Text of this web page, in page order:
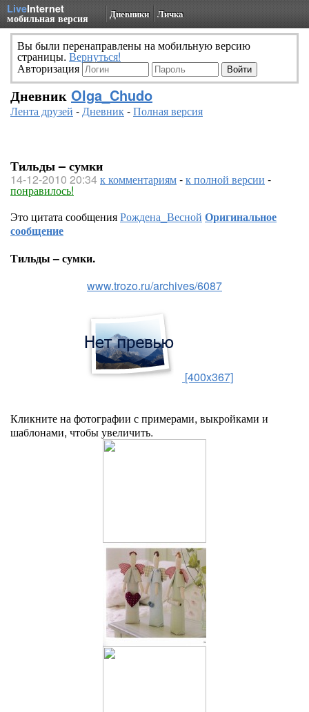
LiveInternet
мобильная версия Дневники Личка
Вы были перенаправлены на мобильную версию
страницы. Вернуться!
Авторизация
Дневник Olga_Chudo
Лента друзей -Дневник-Полная версия
Тильды – сумки
14-12-2010 20:34к комментариям-к полной версии -
понравилось!
Это цитата сообщенияРождена_Весной Оригинальное
сообщение
Тильды – сумки.
www.trozo.ru/archives/6087
[400x367]
Кликните на фотографии с примерами, выкройками и
шаблонами, чтобы увеличить.